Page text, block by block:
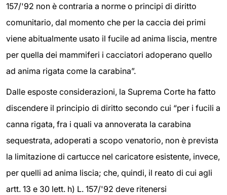
157/'92 non è contraria a norme o principi di diritto
comunitario, dal momento che per la caccia dei primi
viene abitualmente usato il fucile ad anima liscia, mentre
per quella dei mammiferi i cacciatori adoperano quello
ad anima rigata come la carabina”.
Dalle esposte considerazioni, la Suprema Corte ha fatto
discendere il principio di diritto secondo cui “per i fucili a
canna rigata, fra i quali va annoverata la carabina
sequestrata, adoperati a scopo venatorio, non è prevista
la limitazione di cartucce nel caricatore esistente, invece,
per quelli ad anima liscia; che, quindi, il reato di cui agli
artt. 13 e 30 lett. h) L. 157/'92 deve ritenersi